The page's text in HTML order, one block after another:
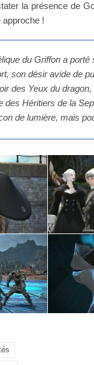
la présence de
approche !
du Griffon a
son désir avide de
des Yeux du
des Héritiers de la
de lumière, mais